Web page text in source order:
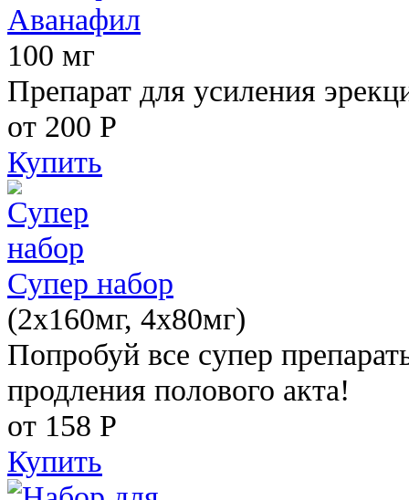
Аванафил
100 мг
Препарат для усиления
от 200 Р
Купить
Супер набор
(2х160мг, 4х80мг)
Попробуй все супер
продления полового акта!
от 158 Р
Купить